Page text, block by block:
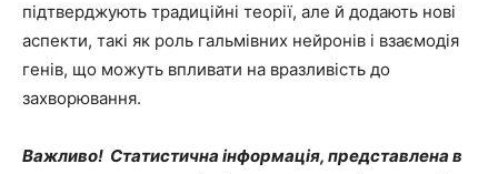
підтверджують традиційні теорії, але й додають нові
аспекти, такі як роль гальмівних нейронів і взаємодія
генів, що можуть впливати на вразливість до
захворювання.
Важливо! Статистична інформація, представлена в